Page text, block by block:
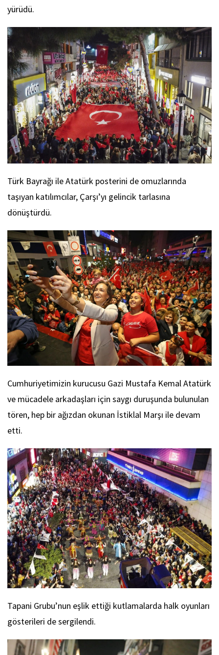
yürüdü.
Türk Bayrağı ile Atatürk posterini de omuzlarında
taşıyan katılımcılar, Çarşı’yı gelincik tarlasına
dönüştürdü.
Cumhuriyetimizin kurucusu Gazi Mustafa Kemal Atatürk
ve mücadele arkadaşları için saygı duruşunda bulunulan
tören, hep bir ağızdan okunan İstiklal Marşı ile devam
etti.
Tapani Grubu’nun eşlik ettiği kutlamalarda halk oyunları
gösterileri de sergilendi.